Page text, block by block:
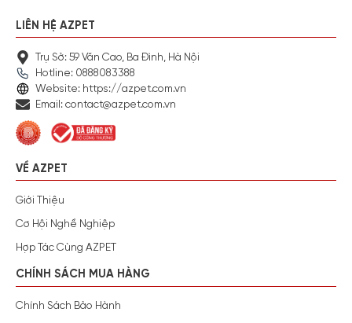
LIÊN HỆ AZPET
Trụ Sở: 59 Văn Cao, Ba Đình, Hà Nội
Hotline: 0888083388
Website: https://azpet.com.vn
Email: contact@azpet.com.vn
VỀ AZPET
Giới Thiệu
Cơ Hội Nghề Nghiệp
Hợp Tác Cùng AZPET
CHÍNH SÁCH MUA HÀNG
Chính Sách Bảo Hành